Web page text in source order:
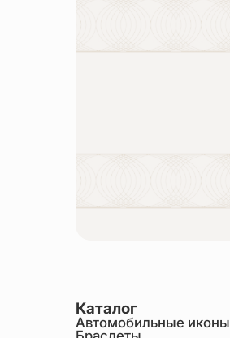
Каталог
Автомобильные иконы